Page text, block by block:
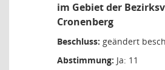
im Gebiet der
Cronenberg
Beschluss: geändert
Abstimmung: Ja: 11